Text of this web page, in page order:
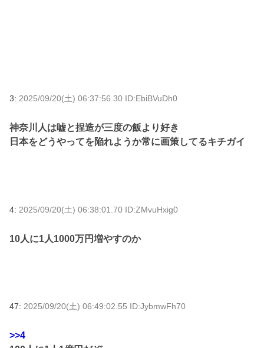
3: 2025/09/20(土) 06:37:56.30 ID:EbiBVuDh0
神奈川人は嘘と捏造が三度の飯より好き
日本をどうやってを陥れようか常に画策してるキチガイ
4: 2025/09/20(土) 06:38:01.70 ID:ZMvuHxig0
10人に1人1000万円増やすのか
47: 2025/09/20(土) 06:49:02.55 ID:JybmwFh70
>>4